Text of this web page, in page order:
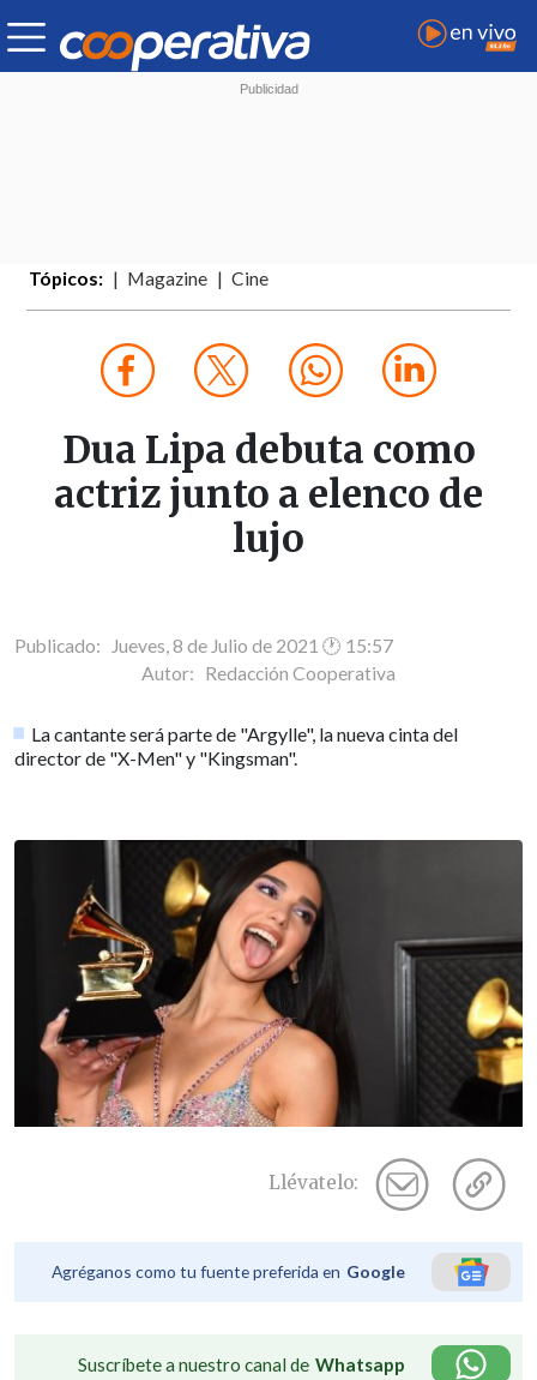
Tópicos: Magazine Cine
Dua Lipa debuta como
actriz junto a elenco de
lujo
Publicado: Jueves, 8 de Julio de 2021 🕐 15:57
Autor: Redacción Cooperativa
La cantante será parte de "Argylle", la nueva cinta del
director de "X-Men" y "Kingsman".
Llévatelo:
Agréganos como tu fuente preferida en Google
Suscríbete a nuestro canal de Whatsapp